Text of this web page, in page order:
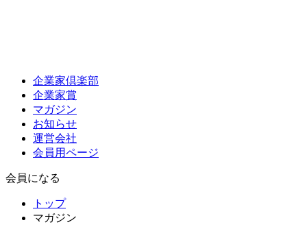
企業家倶楽部
企業家賞
マガジン
お知らせ
運営会社
会員用ページ
会員になる
トップ
マガジン